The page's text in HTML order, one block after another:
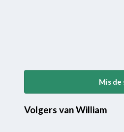
Mis de
Volgers van William